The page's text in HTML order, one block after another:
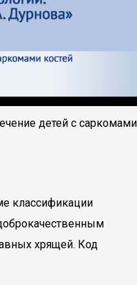
детей с саркомами
классификации
хрящей. Код